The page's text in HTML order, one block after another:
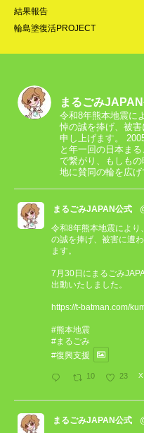
結果報告
輪島塗復活PROJECT
まるごみ
令和8年熊本地震に
悼の誠を捧げ、被
申し上げます。
と年一回の日本ま
で繋がり、もしも
地に賛同の輪を広げ
まるごみJAPAN公式
令和8年熊本地震により
の誠を捧げ、被害に遭
ます。
7月30日にまるごみ
出動いたしました。
https://t-batman.com/
#熊本地震
#まるごみ
#復興支援
10 23 X
まるごみJAPAN公式